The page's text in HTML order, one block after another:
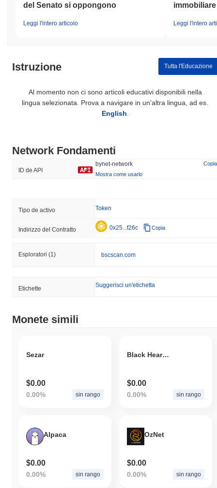
del Senato si oppongono
Leggi l'intero articolo Leggi l'intero
Istruzione Tutta l'Educazione
Al momento non ci sono articoli educativi disponibili nella
lingua selezionata. Prova a navigare in un'altra lingua, ad es.
English
Network Fondamenti
ID de API
bynet-network
Copia
Mostra come usarlo
Tipo de activo Token
Indirizzo del Contratto 0x25...f26c Copia
Esploratori (1) bscscan.com
Etichette Suggerisci un'etichetta
Monete simili
Sezar
$0.00
0.00% sin rango
Black Hearted Cyber Baby Angel Token
$0.00
0.00% sin rango
Alpaca
$0.00
0.00% sin rango
OzNet
$0.00
0.00% sin rango